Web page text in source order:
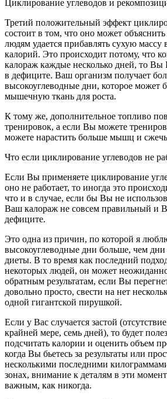
Циклирование углеводов и
Третий положительный эффект
состоит в том, что оно может
людям удается прибавлять сухую
калорий. Это происходит потому, что
калораж каждые несколько дней, то Вы
в дефиците. Ваш организм получает
высокоуглеводные дни, которое может
мышечную ткань для роста.
К тому же, дополнительное топливо
тренировок, а если Вы можете
можете нарастить больше мышц и
Что если циклирование углеводов не
Если Вы применяете циклирование
оно не работает, то иногда это
что и в случае, если бы Вы не
Ваш калораж не совсем правильный и
дефиците.
Это одна из причин, по которой я
высокоуглеводные дни больше, чем дни
диеты. В то время как последний
некоторых людей, он может
обратным результатам, если Вы
довольно просто, свести на нет
одной гигантской пирушкой.
Если у Вас случается застой
крайней мере, семь дней), то будет
подсчитать калории и оценить объем
когда Вы бьетесь за результаты или
несколькими последними
зонах, внимание к деталям в эти
важным, как никогда.